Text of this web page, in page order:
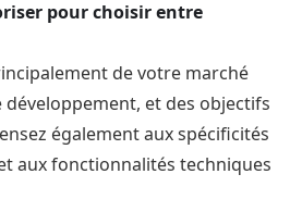
pour choisir entre
de votre marché
et des objectifs
également aux spécificités
aux fonctionnalités techniques